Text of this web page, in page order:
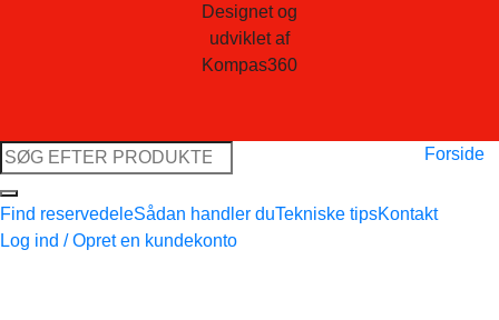
Designet og
udviklet af
Kompas360
Søg
efter:
Forside
Find reservedeleSådan handler duTekniske tipsKontakt
Log ind / Opret en kundekonto